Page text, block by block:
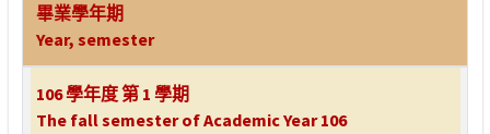
畢業學年期
Year, semester
106 學年度 第 1 學期
The fall semester of Academic Year 106